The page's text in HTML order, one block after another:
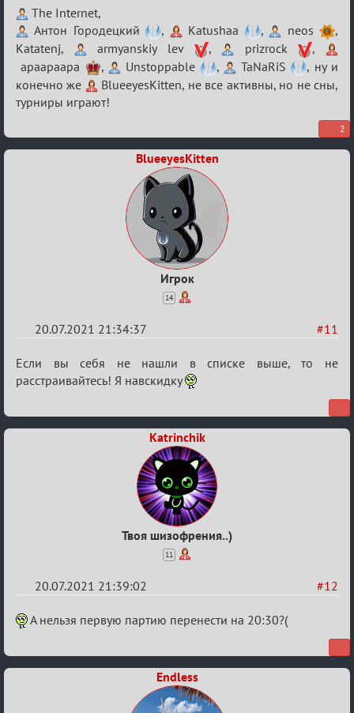
Re:
Обуждение
«Universal»
The Internet,
Антон Городецкий
, Katushaa , neos
,
Katatenj,
armyanskiy lev , prizrock
,
apaapaapa
, Unstoppable , TaNaRiS
, ну и
конечно же
BlueeyesKitten, не все активны, но не сны,
турниры играют!
2
BlueeyesKitten
Игрок
14
#11
20.07.2021 21:34:37
Re:
Обуждение
Если вы себя не нашли в списке выше, то не
расстраивайтесь! Я навскидку
Katrinchik
Твоя шизофрения..)
11
#12
20.07.2021 21:39:02
Re:
«Universal»
А нельзя первую партию перенести на 20:30?(
Endless